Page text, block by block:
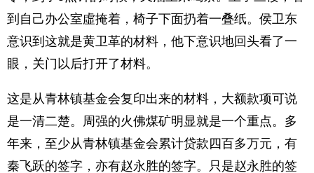
到自己办公室虛掩着，椅子下面扔着一叠纸。侯卫东
意识到这就是黄卫革的材料，他下意识地回头看了一
眼，关门以后打开了材料。
这是从青林镇基金会复印出来的材料，大额款项可说
是一清二楚。周强的火佛煤矿明显就是一个重点。多
年来，至少从青林镇基金会累计贷款四百多万元，有
秦飞跃的签字，亦有赵永胜的签字。只是赵永胜的签